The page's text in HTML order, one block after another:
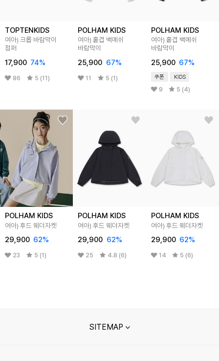
TOPTENKIDS
여아) 크롭 바람막이
점퍼
17,900 74%
86 5 (11)
POLHAM KIDS
여아) 홑겹 백메쉬
바람막이
25,900 67%
11 5 (1)
POLHAM KIDS
여아) 홑겹 백메쉬
바람막이
25,900 67%
쿠폰 KIDS
9 5 (4)
POLHAM KIDS
여아) 후드 웨더자켓
29,900 62%
23 5 (1)
POLHAM KIDS
여아) 후드 웨더자켓
29,900 62%
25 4.8 (6)
POLHAM KIDS
여아) 후드 웨더자켓
29,900 62%
14 5 (6)
SITEMAP